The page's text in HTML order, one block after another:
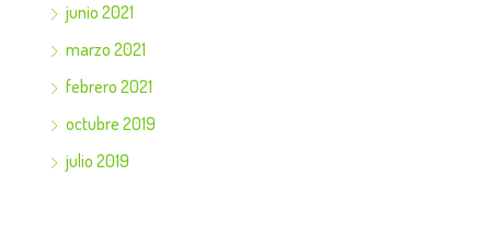
junio 2021
marzo 2021
febrero 2021
octubre 2019
julio 2019